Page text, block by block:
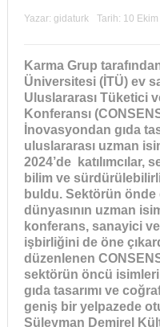
Yazar: gidaturk Tarih: 10
Karma Grup
Üniversitesi (İTÜ) ev
Uluslararası Tüketici
Konferansı
İnovasyondan gıda
uluslararası uzman
2024’de
bilim ve
buldu. Sektörün önde
dünyasının uzman
konferans, sanayici
işbirliğini de öne
düzenlenen
sektörün öncü
gıda tasarımı ve
geniş bir yelpazede
Süleyman Demirel